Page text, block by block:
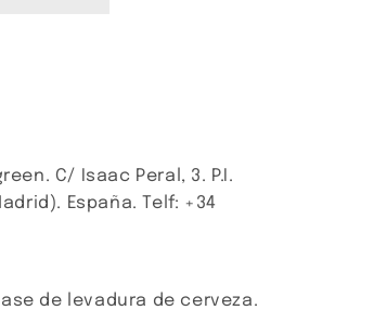
C/ Isaac Peral, 3. P.I.
España. Telf: +34
de levadura de cerveza.